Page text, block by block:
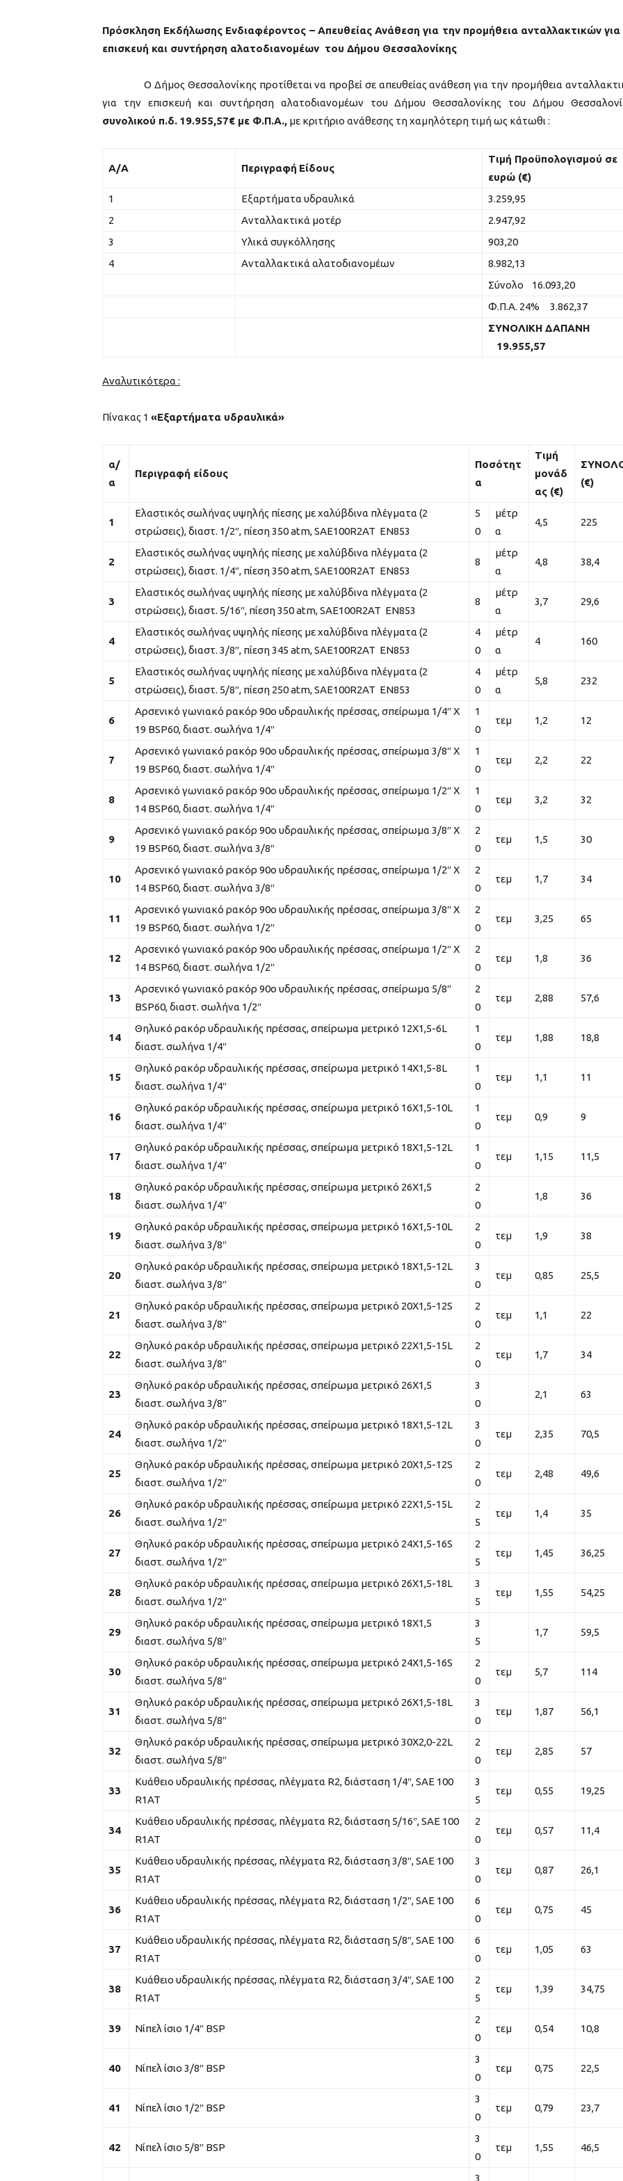
Πρόσκληση Εκδήλωσης Ενδιαφέροντος – Απευθείας Ανάθεση για την προμήθεια ανταλλακτικών για
επισκευή και συντήρηση αλατοδιανομέων του Δήμου Θεσσαλονίκης
O Δήμος Θεσσαλονίκης προτίθεται να προβεί σε απευθείας ανάθεση για την προμήθεια
για την επισκευή και συντήρηση αλατοδιανομέων του Δήμου Θεσσαλονίκης του Δήμου
συνολικού π.δ. 19.955,57€ με Φ.Π.Α., με κριτήριο ανάθεσης τη χαμηλότερη τιμή ως κάτωθι :
Α/Α Περιγραφή Είδους
Τιμή Προϋπολογισμού σε
ευρώ (€)
1
Εξαρτήματα υδραυλικά
3.259,95
2
Ανταλλακτικά μοτέρ
2.947,92
3
Υλικά συγκόλλησης
903,20
4
Ανταλλακτικά αλατοδιανομέων
8.982,13
Σύνολο 16.093,20
Φ.Π.Α. 24% 3.862,37
ΣΥΝΟΛΙΚΗ ΔΑΠΑΝΗ
19.955,57
Αναλυτικότερα :
Πίνακας 1 «Εξαρτήματα υδραυλικά»
α/
α
Περιγραφή είδους
Ποσότητ
α
Τιμή
μονάδ
ας (€)
(€)
1
Ελαστικός σωλήνας υψηλής πίεσης με χαλύβδινα πλέγματα (2
στρώσεις), διαστ. 1/2″, πίεση 350 atm, SAE100R2AT EN853
5
0
μέτρ
α
4,5 225
2
Ελαστικός σωλήνας υψηλής πίεσης με χαλύβδινα πλέγματα (2
στρώσεις), διαστ. 1/4″, πίεση 350 atm, SAE100R2AT EN853
8
μέτρ
α
4,8 38,4
3
Ελαστικός σωλήνας υψηλής πίεσης με χαλύβδινα πλέγματα (2
στρώσεις), διαστ. 5/16″, πίεση 350 atm, SAE100R2AT EN853
8
μέτρ
α
3,7 29,6
4
Ελαστικός σωλήνας υψηλής πίεσης με χαλύβδινα πλέγματα (2
στρώσεις), διαστ. 3/8″, πίεση 345 atm, SAE100R2AT EN853
4
0
μέτρ
α
4 160
5
Ελαστικός σωλήνας υψηλής πίεσης με χαλύβδινα πλέγματα (2
στρώσεις), διαστ. 5/8″, πίεση 250 atm, SAE100R2AT EN853
4
0
μέτρ
α
5,8 232
6
Αρσενικό γωνιακό ρακόρ 90ο υδραυλικής πρέσσας, σπείρωμα 1/4″ Χ
19 BSP60, διαστ. σωλήνα 1/4″
1
0
τεμ 1,2 12
7
Αρσενικό γωνιακό ρακόρ 90ο υδραυλικής πρέσσας, σπείρωμα 3/8″ Χ
19 BSP60, διαστ. σωλήνα 1/4″
1
0
τεμ 2,2 22
8
Αρσενικό γωνιακό ρακόρ 90ο υδραυλικής πρέσσας, σπείρωμα 1/2″ Χ
14 BSP60, διαστ. σωλήνα 1/4″
1
0
τεμ 3,2 32
9
Αρσενικό γωνιακό ρακόρ 90ο υδραυλικής πρέσσας, σπείρωμα 3/8″ Χ
19 BSP60, διαστ. σωλήνα 3/8″
2
0
τεμ 1,5 30
10
Αρσενικό γωνιακό ρακόρ 90ο υδραυλικής πρέσσας, σπείρωμα 1/2″ Χ
14 BSP60, διαστ. σωλήνα 3/8″
2
0
τεμ 1,7 34
11
Αρσενικό γωνιακό ρακόρ 90ο υδραυλικής πρέσσας, σπείρωμα 3/8″ Χ
19 BSP60, διαστ. σωλήνα 1/2″
2
0
τεμ 3,25 65
12
Αρσενικό γωνιακό ρακόρ 90ο υδραυλικής πρέσσας, σπείρωμα 1/2″ Χ
14 BSP60, διαστ. σωλήνα 1/2″
2
0
τεμ 1,8 36
13
Αρσενικό γωνιακό ρακόρ 90ο υδραυλικής πρέσσας, σπείρωμα 5/8″
BSP60, διαστ. σωλήνα 1/2″
2
0
τεμ 2,88 57,6
14
Θηλυκό ρακόρ υδραυλικής πρέσσας, σπείρωμα μετρικό 12Χ1,5-6L
διαστ. σωλήνα 1/4″
1
0
τεμ 1,88 18,8
15
Θηλυκό ρακόρ υδραυλικής πρέσσας, σπείρωμα μετρικό 14Χ1,5-8L
διαστ. σωλήνα 1/4″
1
0
τεμ 1,1 11
16
Θηλυκό ρακόρ υδραυλικής πρέσσας, σπείρωμα μετρικό 16Χ1,5-10L
διαστ. σωλήνα 1/4″
1
0
τεμ 0,9 9
17
Θηλυκό ρακόρ υδραυλικής πρέσσας, σπείρωμα μετρικό 18Χ1,5-12L
διαστ. σωλήνα 1/4″
1
0
τεμ 1,15 11,5
18
Θηλυκό ρακόρ υδραυλικής πρέσσας, σπείρωμα μετρικό 26Χ1,5
διαστ. σωλήνα 1/4″
2
0
1,8 36
19
Θηλυκό ρακόρ υδραυλικής πρέσσας, σπείρωμα μετρικό 16Χ1,5-10L
διαστ. σωλήνα 3/8″
2
0
τεμ 1,9 38
20
Θηλυκό ρακόρ υδραυλικής πρέσσας, σπείρωμα μετρικό 18Χ1,5-12L
διαστ. σωλήνα 3/8″
3
0
τεμ 0,85 25,5
21
Θηλυκό ρακόρ υδραυλικής πρέσσας, σπείρωμα μετρικό 20Χ1,5-12S
διαστ. σωλήνα 3/8″
2
0
τεμ 1,1 22
22
Θηλυκό ρακόρ υδραυλικής πρέσσας, σπείρωμα μετρικό 22Χ1,5-15L
διαστ. σωλήνα 3/8″
2
0
τεμ 1,7 34
23
Θηλυκό ρακόρ υδραυλικής πρέσσας, σπείρωμα μετρικό 26Χ1,5
διαστ. σωλήνα 3/8″
3
0
2,1 63
24
Θηλυκό ρακόρ υδραυλικής πρέσσας, σπείρωμα μετρικό 18Χ1,5-12L
διαστ. σωλήνα 1/2″
3
0
τεμ 2,35 70,5
25
Θηλυκό ρακόρ υδραυλικής πρέσσας, σπείρωμα μετρικό 20Χ1,5-12S
διαστ. σωλήνα 1/2″
2
0
τεμ 2,48 49,6
26
Θηλυκό ρακόρ υδραυλικής πρέσσας, σπείρωμα μετρικό 22Χ1,5-15L
διαστ. σωλήνα 1/2″
2
5
τεμ 1,4 35
27
Θηλυκό ρακόρ υδραυλικής πρέσσας, σπείρωμα μετρικό 24Χ1,5-16S
διαστ. σωλήνα 1/2″
2
5
τεμ 1,45 36,25
28
Θηλυκό ρακόρ υδραυλικής πρέσσας, σπείρωμα μετρικό 26Χ1,5-18L
διαστ. σωλήνα 1/2″
3
5
τεμ 1,55 54,25
29
Θηλυκό ρακόρ υδραυλικής πρέσσας, σπείρωμα μετρικό 18Χ1,5
διαστ. σωλήνα 5/8″
3
5
1,7 59,5
30
Θηλυκό ρακόρ υδραυλικής πρέσσας, σπείρωμα μετρικό 24Χ1,5-16S
διαστ. σωλήνα 5/8″
2
0
τεμ 5,7 114
31
Θηλυκό ρακόρ υδραυλικής πρέσσας, σπείρωμα μετρικό 26Χ1,5-18L
διαστ. σωλήνα 5/8″
3
0
τεμ 1,87 56,1
32
Θηλυκό ρακόρ υδραυλικής πρέσσας, σπείρωμα μετρικό 30Χ2,0-22L
διαστ. σωλήνα 5/8″
2
0
τεμ 2,85 57
33
Κυάθειο υδραυλικής πρέσσας, πλέγματα R2, διάσταση 1/4″, SAE 100
R1AT
3
5
τεμ 0,55 19,25
34
Κυάθειο υδραυλικής πρέσσας, πλέγματα R2, διάσταση 5/16″, SAE 100
R1AT
2
0
τεμ 0,57 11,4
35
Κυάθειο υδραυλικής πρέσσας, πλέγματα R2, διάσταση 3/8″, SAE 100
R1AT
3
0
τεμ 0,87 26,1
36
Κυάθειο υδραυλικής πρέσσας, πλέγματα R2, διάσταση 1/2″, SAE 100
R1AT
6
0
τεμ 0,75 45
37
Κυάθειο υδραυλικής πρέσσας, πλέγματα R2, διάσταση 5/8″, SAE 100
R1AT
6
0
τεμ 1,05 63
38
Κυάθειο υδραυλικής πρέσσας, πλέγματα R2, διάσταση 3/4″, SAE 100
R1AT
2
5
τεμ 1,39 34,75
39 Νίπελ ίσιο 1/4″ BSP
2
0
τεμ 0,54 10,8
40 Νίπελ ίσιο 3/8″ BSP
3
0
τεμ 0,75 22,5
41 Νίπελ ίσιο 1/2″ BSP
3
0
τεμ 0,79 23,7
42 Νίπελ ίσιο 5/8″ BSP
3
0
τεμ 1,55 46,5
3